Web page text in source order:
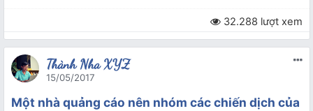
32.288 lượt xem
Thành Nha XYZ
15/05/2017
Một nhà quảng cáo nên nhóm các chiến dịch của